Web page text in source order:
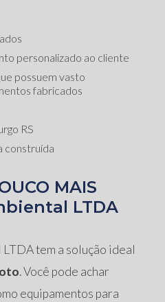
personalizado ao cliente
possuem vasto
fabricados
RS
construída
MAIS
LTDA
tem a solução ideal
. Você pode achar
equipamentos para